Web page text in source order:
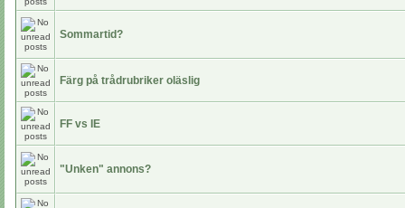
Sommartid?
Färg på trådrubriker oläslig
FF vs IE
"Unken" annons?